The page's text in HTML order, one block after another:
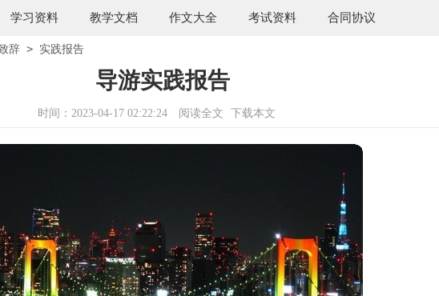
学习资料 教学文档 作文大全 考试资料 合同协议
辞 > 实践报告
导游实践报告
时间：2023-04-17 02:22:24 阅读全文 下载本文